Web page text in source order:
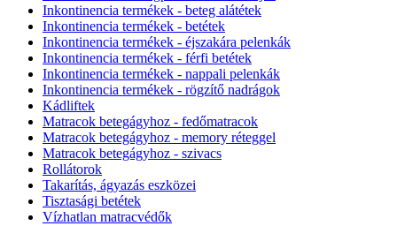
Inkontinencia termékek - beteg alátétek
Inkontinencia termékek - betétek
Inkontinencia termékek - éjszakára pelenkák
Inkontinencia termékek - férfi betétek
Inkontinencia termékek - nappali pelenkák
Inkontinencia termékek - rögzítő nadrágok
Kádliftek
Matracok betegágyhoz - fedőmatracok
Matracok betegágyhoz - memory réteggel
Matracok betegágyhoz - szivacs
Rollátorok
Takarítás, ágyazás eszközei
Tisztasági betétek
Vízhatlan matracvédők